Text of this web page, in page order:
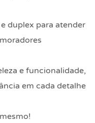
duplex para atender
e funcionalidade,
em cada detalhe